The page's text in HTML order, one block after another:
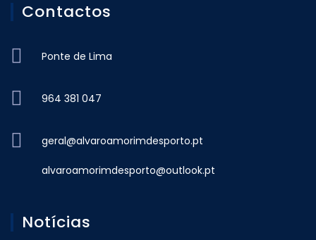
Contactos
Ponte de Lima
964 381 047
geral@alvaroamorimdesporto.pt
alvaroamorimdesporto@outlook.pt
Notícias